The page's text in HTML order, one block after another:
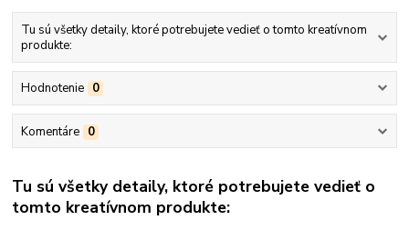
Tu sú všetky detaily, ktoré potrebujete vedieť o tomto kreatívnom
produkte:
Hodnotenie 0
Komentáre 0
Tu sú všetky detaily, ktoré potrebujete vedieť o
tomto kreatívnom produkte: